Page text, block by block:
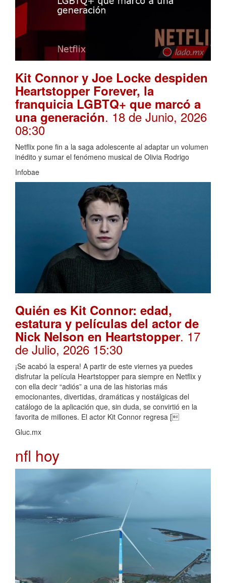
Kit Connor y Joe Locke despiden
Heartstopper Forever, la
franquicia LGBTQ+ que marcó a
una generación. 18 de Junio, 2026
08:30
Netflix pone fin a la saga adolescente al adaptar un volumen
inédito y sumar el fenómeno musical de Olivia Rodrigo
Infobae
Quién es Kit Connor: edad,
estatura y películas del actor de
Nick Nelson en Heartstopper. 17
de Julio, 2026 15:30
¡Se acabó la espera! A partir de este viernes ya puedes
disfrutar la película Heartstopper para siempre en Netflix y
con ella decir “adiós” a una de las historias más
emocionantes, divertidas, dramáticas y nostálgicas del
catálogo de la aplicación que, sin duda, se convirtió en la
favorita de millones. El actor Kit Connor regresa [
Gluc.mx
nfl hoy